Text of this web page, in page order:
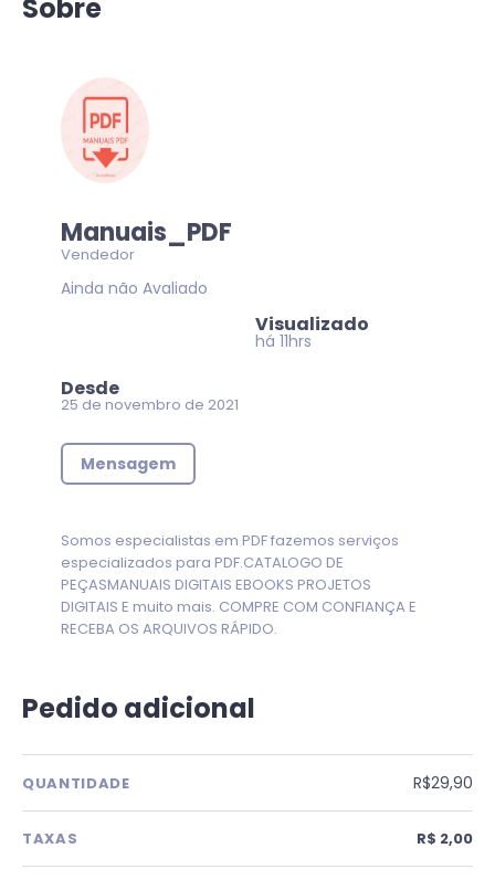
Sobre
Manuais_PDF
Vendedor
Ainda não Avaliado
Visualizado
há 11hrs
Desde
25 de novembro de 2021
Mensagem
Somos especialistas em PDF fazemos serviços
especializados para PDF.CATALOGO DE
PEÇASMANUAIS DIGITAIS EBOOKS PROJETOS
DIGITAIS E muito mais. COMPRE COM CONFIANÇA E
RECEBA OS ARQUIVOS RÁPIDO.
Pedido adicional
QUANTIDADE R$29,90
TAXAS R$ 2,00